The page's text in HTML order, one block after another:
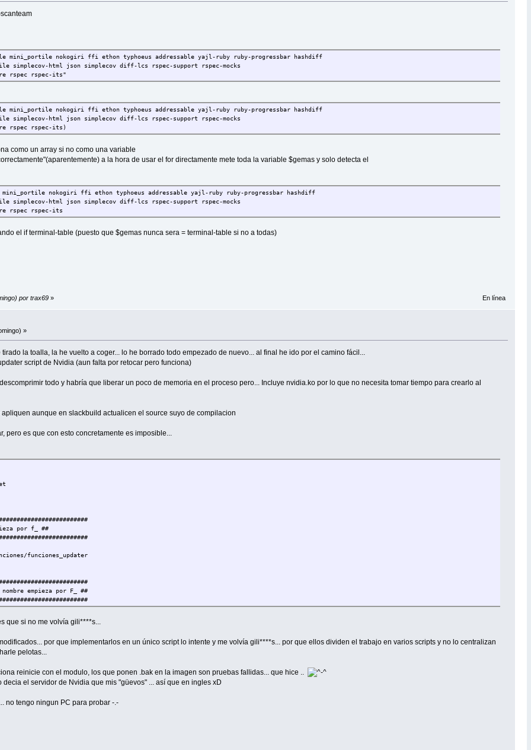
mini_portile nokogiri ffi ethon typhoeus addressable yajl-ruby ruby-progressbar hashdiff
simplecov-html json simplecov diff-lcs rspec-support rspec-mocks
rspec rspec-its"
mini_portile nokogiri ffi ethon typhoeus addressable yajl-ruby ruby-progressbar hashdiff
simplecov-html json simplecov diff-lcs rspec-support rspec-mocks
rspec rspec-its)
como un array si no como una variable
a la hora de usar el for directamente mete toda la variable $gemas y solo detecta el
nokogiri ffi ethon typhoeus addressable yajl-ruby ruby-progressbar hashdiff
simplecov-html json simplecov diff-lcs rspec-support rspec-mocks
rspec rspec-its
el if terminal-table (puesto que $gemas nunca sera = terminal-table si no a todas)
por trax69 » En línea
»
la toalla, la he vuelto a coger... lo he borrado todo empezado de nuevo... al final he ido por el camino fácil...
script de Nvidia (aun falta por retocar pero funciona)
todo y habría que liberar un poco de memoria en el proceso pero... Incluye nvidia.ko por lo que no necesita tomar tiempo para crearlo al
aunque en slackbuild actualicen el source suyo de compilacion
pero es que con esto concretamente es imposible...
por f_ ##
funciones_updater
empieza por F_ ##
unix.html
Short|head -n1|cut -d ">" -f2|cut -d "<" -f1)`
XFree86/Linux-x86/$VERSION/NVIDIA-Linux-x86-$VERSION.run
XFree86/nvidia-persistenced/nvidia-persistenced-$VERSION.tar.bz2
que si no me volvía gili****s...
por que implementarlos en un único script lo intente y me volvía gili****s... por que ellos dividen el trabajo en varios scripts y no lo centralizan
pelotas...
reinicie con el modulo, los que ponen .bak en la imagen son pruebas fallidas... que hice ..
el servidor de Nvidia que mis "güevos" ... así que en ingles xD
no tengo ningun PC para probar -.-